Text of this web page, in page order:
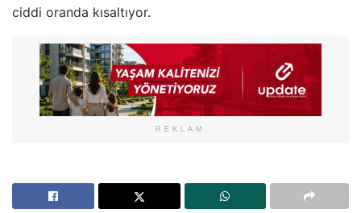
ciddi oranda kısaltıyor.
REKLAM